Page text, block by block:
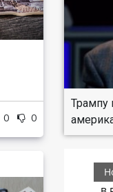
0 0
Трампу